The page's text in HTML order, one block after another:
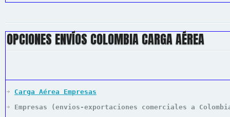
OPCIONES ENVÍOS COLOMBIA CARGA AÉREA
Carga Aérea Empresas
Empresas (envios-exportaciones comerciales a